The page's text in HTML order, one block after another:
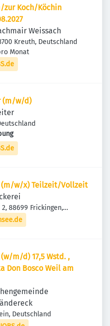
zur Koch/Köchin
Weissach
Kreuth, Deutschland
Monat
(m/w/d)
(m/w/x) Teilzeit/Vollzeit
88699 Frickingen,
m/d) 17,5 Wstd. ,
Don Bosco Weil am
Deutschland